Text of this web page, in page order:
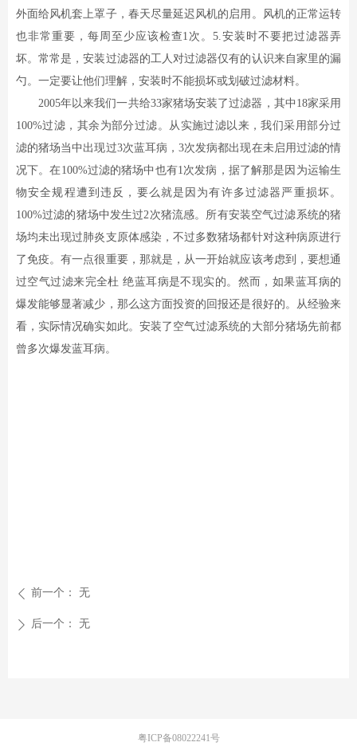
外面给风机套上罩子，春天尽量延迟风机的启用。风机的正常运转
也非常重要，每周至少应该检查1次。5.安装时不要把过滤器弄
坏。常常是，安装过滤器的工人对过滤器仅有的认识来自家里的漏
勺。一定要让他们理解，安装时不能损坏或划破过滤材料。
2005年以来我们一共给33家猪场安装了过滤器，其中18家采用
100%过滤，其余为部分过滤。从实施过滤以来，我们采用部分过
滤的猪场当中出现过3次蓝耳病，3次发病都出现在未启用过滤的情
况下。在100%过滤的猪场中也有1次发病，据了解那是因为运输生
物安全规程遭到违反，要么就是因为有许多过滤器严重损坏。
100%过滤的猪场中发生过2次猪流感。所有安装空气过滤系统的猪
场均未出现过肺炎支原体感染，不过多数猪场都针对这种病原进行
了免疫。有一点很重要，那就是，从一开始就应该考虑到，要想通
过空气过滤来完全杜 绝蓝耳病是不现实的。然而，如果蓝耳病的
爆发能够显著减少，那么这方面投资的回报还是很好的。从经验来
看，实际情况确实如此。安装了空气过滤系统的大部分猪场先前都
曾多次爆发蓝耳病。
ꄴ 前一个： 无
ꄲ 后一个： 无
粤ICP备08022241号